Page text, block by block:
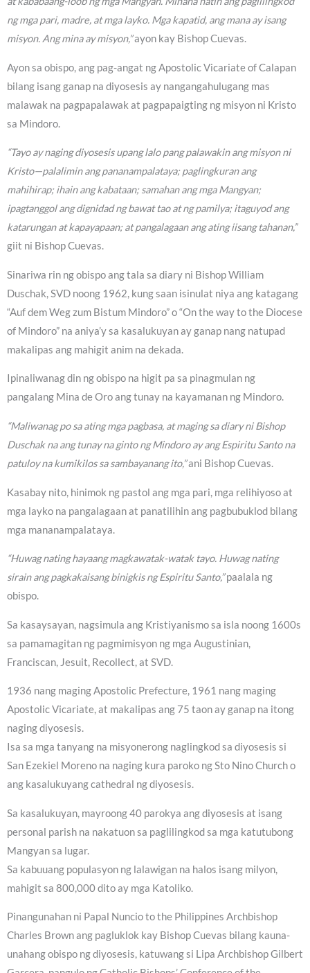
ng mga pari, madre, at mga layko. Mga kapatid, ang mana ay isang
misyon. Ang mina ay misyon,”ayon kay Bishop Cuevas.
Ayon sa obispo, ang pag-angat ng Apostolic Vicariate of Calapan
bilang isang ganap na diyosesis ay nangangahulugang mas
malawak na pagpapalawak at pagpapaigting ng misyon ni Kristo
sa Mindoro.
“Tayo ay naging diyosesis upang lalo pang palawakin ang misyon ni
Kristo—palalimin ang pananampalataya; paglingkuran ang
mahihirap; ihain ang kabataan; samahan ang mga Mangyan;
ipagtanggol ang dignidad ng bawat tao at ng pamilya; itaguyod ang
katarungan at kapayapaan; at pangalagaan ang ating iisang tahanan,”
giit ni Bishop Cuevas.
Sinariwa rin ng obispo ang tala sa diary ni Bishop William
Duschak, SVD noong 1962, kung saan isinulat niya ang katagang
“Auf dem Weg zum Bistum Mindoro” o “On the way to the Diocese
of Mindoro” na aniya’y sa kasalukuyan ay ganap nang natupad
makalipas ang mahigit anim na dekada.
Ipinaliwanag din ng obispo na higit pa sa pinagmulan ng
pangalang Mina de Oro ang tunay na kayamanan ng Mindoro.
“Maliwanag po sa ating mga pagbasa, at maging sa diary ni Bishop
Duschak na ang tunay na ginto ng Mindoro ay ang Espiritu Santo na
patuloy na kumikilos sa sambayanang ito,”ani Bishop Cuevas.
Kasabay nito, hinimok ng pastol ang mga pari, mga relihiyoso at
mga layko na pangalagaan at panatilihin ang pagbubuklod bilang
mga mananampalataya.
“Huwag nating hayaang magkawatak-watak tayo. Huwag nating
sirain ang pagkakaisang binigkis ng Espiritu Santo,”paalala ng
obispo.
Sa kasaysayan, nagsimula ang Kristiyanismo sa isla noong 1600s
sa pamamagitan ng pagmimisyon ng mga Augustinian,
Franciscan, Jesuit, Recollect, at SVD.
1936 nang maging Apostolic Prefecture, 1961 nang maging
Apostolic Vicariate, at makalipas ang 75 taon ay ganap na itong
naging diyosesis.
Isa sa mga tanyang na misyonerong naglingkod sa diyosesis si
San Ezekiel Moreno na naging kura paroko ng Sto Nino Church o
ang kasalukuyang cathedral ng diyosesis.
Sa kasalukuyan, mayroong 40 parokya ang diyosesis at isang
personal parish na nakatuon sa paglilingkod sa mga katutubong
Mangyan sa lugar.
Sa kabuuang populasyon ng lalawigan na halos isang milyon,
mahigit sa 800,000 dito ay mga Katoliko.
Pinangunahan ni Papal Nuncio to the Philippines Archbishop
Charles Brown ang pagluklok kay Bishop Cuevas bilang kauna-
unahang obispo ng diyosesis, katuwang si Lipa Archbishop Gilbert